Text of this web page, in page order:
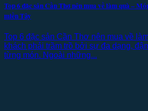
Top 6 đặc sản Cần Thơ nên mua về làm quà –
miền Tây
Top 6 đặc sản Cần Thơ nên mua về
khách phải trầm trồ bởi sự đa dạng,
từng món. Ngoài những...